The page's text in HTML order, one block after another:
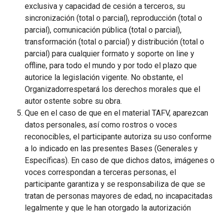
exclusiva y capacidad de cesión a terceros, su
sincronización (total o parcial), reproducción (total o
parcial), comunicación pública (total o parcial),
transformación (total o parcial) y distribución (total o
parcial) para cualquier formato y soporte on line y
offline, para todo el mundo y por todo el plazo que
autorice la legislación vigente. No obstante, el
Organizadorrespetará los derechos morales que el
autor ostente sobre su obra.
Que en el caso de que en el material TAFV, aparezcan
datos personales, así como rostros o voces
reconocibles, el participante autoriza su uso conforme
a lo indicado en las presentes Bases (Generales y
Específicas). En caso de que dichos datos, imágenes o
voces correspondan a terceras personas, el
participante garantiza y se responsabiliza de que se
tratan de personas mayores de edad, no incapacitadas
legalmente y que le han otorgado la autorización